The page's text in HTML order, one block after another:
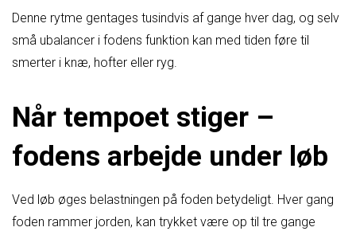
Denne rytme gentages tusindvis af gange hver dag, og selv
små ubalancer i fodens funktion kan med tiden føre til
smerter i knæ, hofter eller ryg.
Når tempoet stiger –
fodens arbejde under løb
Ved løb øges belastningen på foden betydeligt. Hver gang
foden rammer jorden, kan trykket være op til tre gange